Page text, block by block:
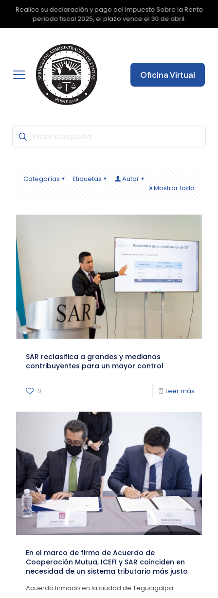
Con la Firma Electrónica Avanzada, seguridad y fiabilidad
garantizada para que pueda realizar todas sus gestiones
desde cualquier lugar.
Categorías Etiquetas
Autor
Mostrar todo
SAR reclasifica a grandes y medianos
contribuyentes para un mayor control
0 Leer más
En el marco de firma de Acuerdo de
Cooperación Mutua, ICEFI y SAR coinciden en
necesidad de un sistema tributario más justo
Acuerdo firmado en la ciudad de Tegucigalpa